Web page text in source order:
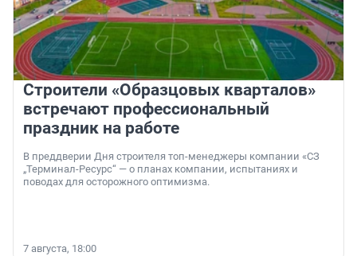
Строители «Образцовых кварталов»
встречают профессиональный
праздник на работе
В преддверии Дня строителя топ-менеджеры компании «СЗ
„Терминал-Ресурс“ — о планах компании, испытаниях и
поводах для осторожного оптимизма.
7 августа, 18:00